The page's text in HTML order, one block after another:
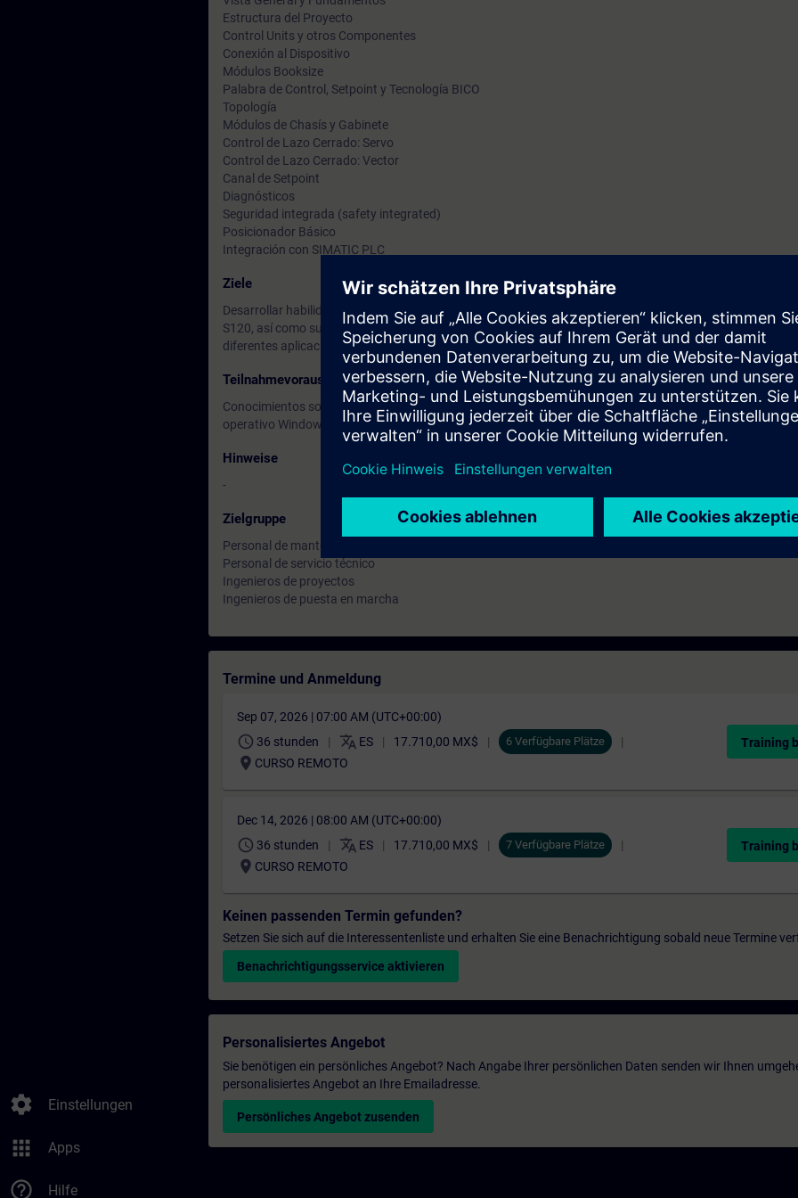
settings Einstellungen
apps Apps
help_outline Hilfe
Estructura del Proyecto
Control Units y otros Componentes
Conexión al Dispositivo
Módulos Booksize
Palabra de Control, Setpoint y Tecnología BICO
Topología
Módulos de Chasís y Gabinete
Control de Lazo Cerrado: Servo
Control de Lazo Cerrado: Vector
Canal de Setpoint
Diagnósticos
Seguridad integrada (safety integrated)
Posicionador Básico
Integración con SIMATIC PLC
Ziele
Desarrollar habilidades de integración y detección de fallos, conociendo las bases de la construcción de
S120, así como sus fundamentos de parametrización y control, mediante la puesta en marcha y
diferentes aplicaciones de control lazo cerrado con variador de frecuencia y motores de CA.
Teilnahmevoraussetzung
Conocimientos sobre motores eléctricos CA, fundamentos de electrónica e informática (buen manejo de
operativo Windows).
Hinweise
-
Zielgruppe
Personal de mantenimiento
Personal de servicio técnico
Ingenieros de proyectos
Ingenieros de puesta en marcha
Termine und Anmeldung
Sep 07, 2026 | 07:00 AM (UTC+00:00)
schedule 36 stunden translate ES 17.710,00 MX$ 6 Verfügbare Plätze
location_on CURSO REMOTO
Training
Dec 14, 2026 | 08:00 AM (UTC+00:00)
schedule 36 stunden translate ES 17.710,00 MX$ 7 Verfügbare Plätze
location_on CURSO REMOTO
Training
Keinen passenden Termin gefunden?
Setzen Sie sich auf die Interessentenliste und erhalten Sie eine Benachrichtigung sobald neue Termine
Benachrichtigungsservice aktivieren
Personalisiertes Angebot
Sie benötigen ein persönliches Angebot? Nach Angabe Ihrer persönlichen Daten senden wir Ihnen
personalisiertes Angebot an Ihre Emailadresse.
Persönliches Angebot zusenden